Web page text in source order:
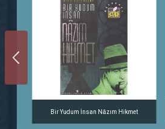
Bir Yudum İnsan Nâzım Hikmet